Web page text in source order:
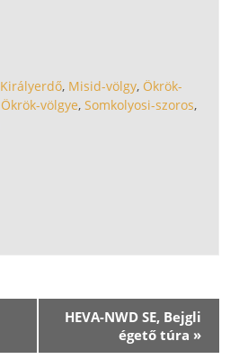
Királyerdő, Misid-völgy, Ökrök-
Ökrök-völgye,Somkolyosi-szoros,
HEVA-NWD SE, Bejgli
égető túra »